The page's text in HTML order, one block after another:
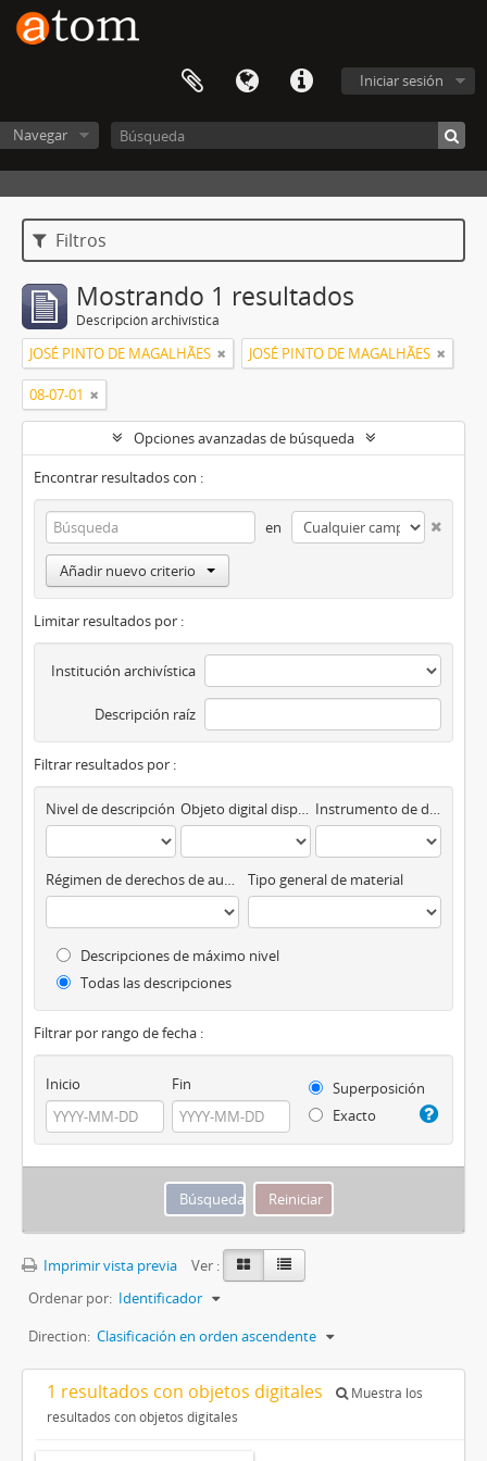
Iniciar sesión
Navegar
Filtros
Mostrando 1 resultados
Descripción archivística
JOSÉ PINTO DE MAGALHÃES JOSÉ PINTO DE MAGALHÃES
08-07-01
Opciones avanzadas de búsqueda
Encontrar resultados con :
en
Añadir nuevo criterio
Limitar resultados por :
Institución archivística
Descripción raíz
Filtrar resultados por :
Nivel de descripción Objeto digital disponibles Instrumento de descripción
Régimen de derechos de autor Tipo general de material
Descripciones de máximo nivel
Todas las descripciones
Filtrar por rango de fecha :
Inicio Fin
Superposición
Exacto
Imprimir vista previa
Ver :
Ordenar por: Identificador
Direction: Clasificación en orden ascendente
1 resultados con objetos digitales
Muestra los
resultados con objetos digitales